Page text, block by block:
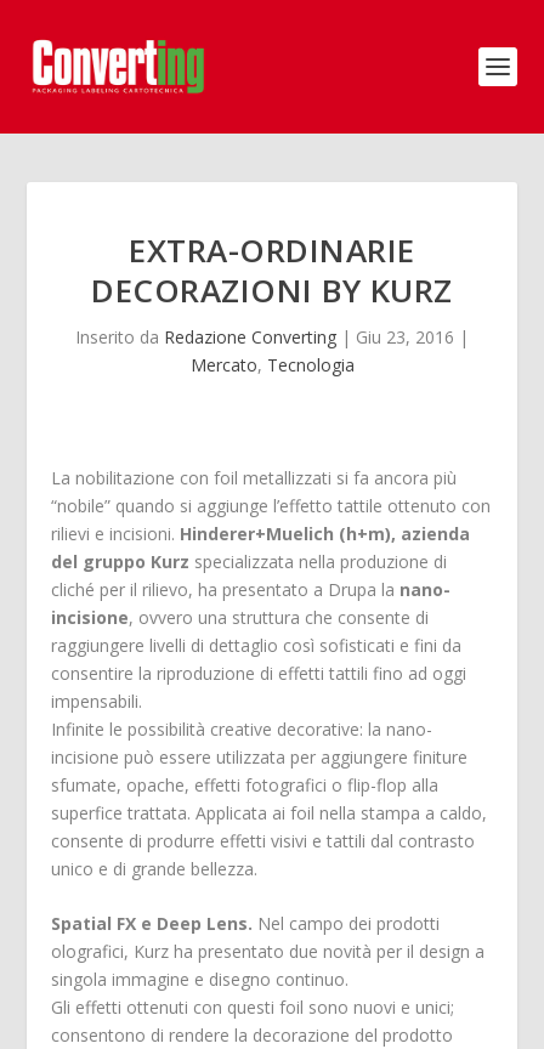
EXTRA-ORDINARIE
DECORAZIONI BY KURZ
Inserito da Redazione Converting | Giu 23, 2016 |
Mercato, Tecnologia
La nobilitazione con foil metallizzati si fa ancora più
“nobile” quando si aggiunge l’effetto tattile ottenuto con
rilievi e incisioni. Hinderer+Muelich (h+m), azienda
del gruppo Kurz specializzata nella produzione di
cliché per il rilievo, ha presentato a Drupa la nano-
incisione, ovvero una struttura che consente di
raggiungere livelli di dettaglio così sofisticati e fini da
consentire la riproduzione di effetti tattili fino ad oggi
impensabili.
Infinite le possibilità creative decorative: la nano-
incisione può essere utilizzata per aggiungere finiture
sfumate, opache, effetti fotografici o flip-flop alla
superfice trattata. Applicata ai foil nella stampa a caldo,
consente di produrre effetti visivi e tattili dal contrasto
unico e di grande bellezza.
Spatial FX e Deep Lens. Nel campo dei prodotti
olografici, Kurz ha presentato due novità per il design a
singola immagine e disegno continuo.
Gli effetti ottenuti con questi foil sono nuovi e unici;
consentono di rendere la decorazione del prodotto